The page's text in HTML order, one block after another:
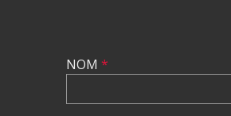
NOM *